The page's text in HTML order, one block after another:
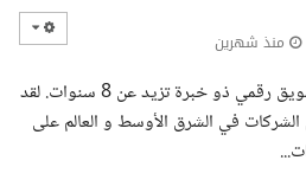
منذ شهرين
مرحبا، هنا إسلام نصار، مدير تسويق رقمي ذو خبرة تزيد عن 8 سنوات. لقد
في الشرق الأوسط و العالم على